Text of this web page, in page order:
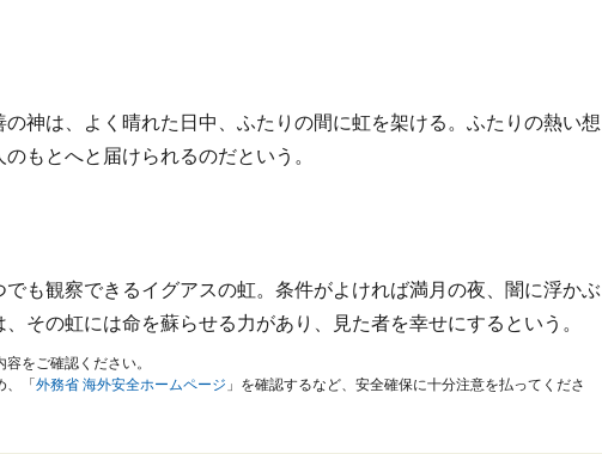
神は、よく晴れた日中、ふたりの間に虹を架ける。ふたりの熱い想
もとへと届けられるのだという。
も観察できるイグアスの虹。条件がよければ満月の夜、闇に浮かぶ
その虹には命を蘇らせる力があり、見た者を幸せにするという。
をご確認ください。
「 外務省 海外安全ホームページ 」を確認するなど、安全確保に十分注意を払ってくださ